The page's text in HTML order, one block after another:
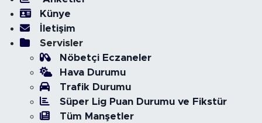
Künye
İletişim
Servisler
Nöbetçi Eczaneler
Hava Durumu
Trafik Durumu
Süper Lig Puan Durumu ve Fikstür
Tüm Manşetler